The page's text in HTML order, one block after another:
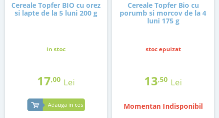
Cereale Topfer BIO cu orez
si lapte de la 5 luni 200 g
in stoc
17,00 Lei
Adauga in cos
Cereale Topfer Bio cu
porumb si morcov de la 4
luni 175 g
stoc epuizat
13,50 Lei
Momentan Indisponibil